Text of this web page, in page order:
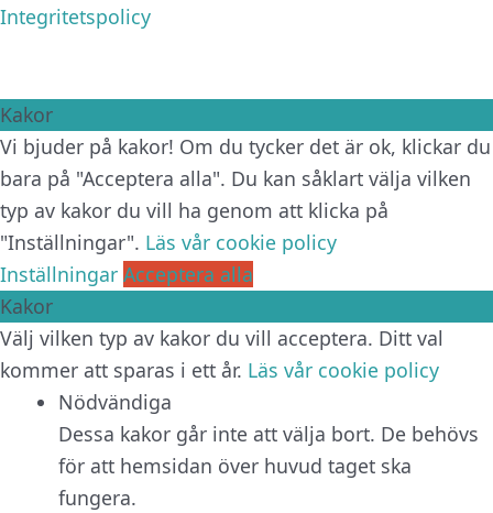
Integritetspolicy
Kakor
Vi bjuder på kakor! Om du tycker det är ok, klickar du
bara på "Acceptera alla". Du kan såklart välja vilken
typ av kakor du vill ha genom att klicka på
"Inställningar". Läs vår cookie policy
Inställningar Acceptera alla
Kakor
Välj vilken typ av kakor du vill acceptera. Ditt val
kommer att sparas i ett år. Läs vår cookie policy
Nödvändiga
Dessa kakor går inte att välja bort. De behövs
för att hemsidan över huvud taget ska
fungera.